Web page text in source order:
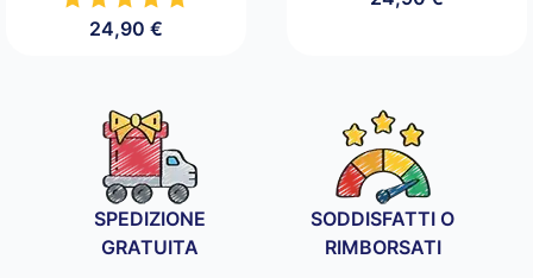
24,90€
SPEDIZIONE
GRATUITA
SODDISFATTI O
RIMBORSATI